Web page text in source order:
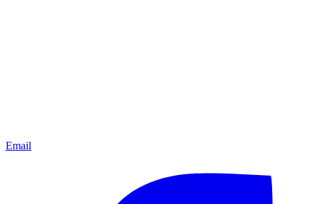
Email